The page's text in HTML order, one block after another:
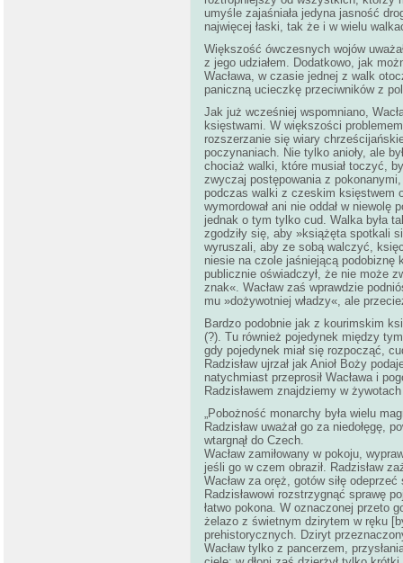
umyśle zajaśniała jedyna jasność
najwięcej łaski, tak że i w wielu
Większość ówczesnych wojów
z jego udziałem. Dodatkowo, jak
Wacława, w czasie jednej z walk
paniczną ucieczkę przeciwników z
Jak już wcześniej wspomniano,
księstwami. W większości
rozszerzanie się wiary
poczynaniach. Nie tylko anioły, ale
chociaż walki, które musiał toczyć,
zwyczaj postępowania z
podczas walki z czeskim księstwem
wymordował ani nie oddał w
jednak o tym tylko cud. Walka była
zgodziły się, aby »książęta spotkali
wyruszali, aby ze sobą walczyć,
niesie na czole jaśniejącą podobiznę
publicznie oświadczył, że nie może
znak«. Wacław zaś wprawdzie
mu »dożywotniej władzy«, ale
Bardzo podobnie jak z kourimskim
(?). Tu również pojedynek między
gdy pojedynek miał się rozpocząć,
Radzisław ujrzał jak Anioł Boży
natychmiast przeprosił Wacława i
Radzisławem znajdziemy w
„Pobożność monarchy była wielu
Radzisław uważał go za niedołęgę,
wtargnął do Czech.
Wacław zamiłowany w pokoju,
jeśli go w czem obraził. Radzisław
Wacław za oręż, gotów siłę
Radzisławowi rozstrzygnąć sprawę
łatwo pokona. W oznaczonej przeto
żelazo z świetnym dzirytem w ręku
prehistorycznych. Dziryt
Wacław tylko z pancerzem,